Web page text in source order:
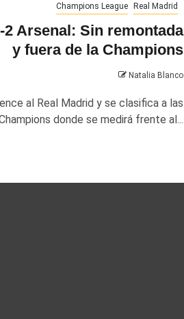
Champions League Real Madrid
2 Arsenal: Sin remontada
y fuera de la Champions
Natalia Blanco
al Real Madrid y se clasifica a las
donde se medirá frente al...